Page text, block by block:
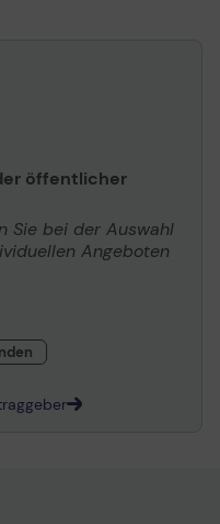
öffentlicher
Sie bei der Auswahl
Angeboten